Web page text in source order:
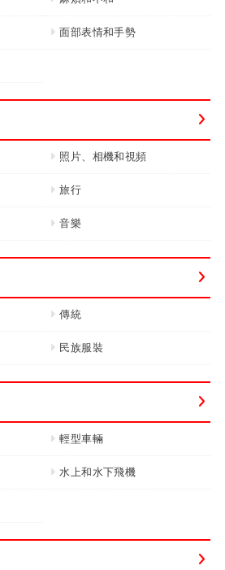
面部表情和手勢
照片、相機和視頻
旅行
音樂
傳統
民族服裝
輕型車輛
水上和水下飛機